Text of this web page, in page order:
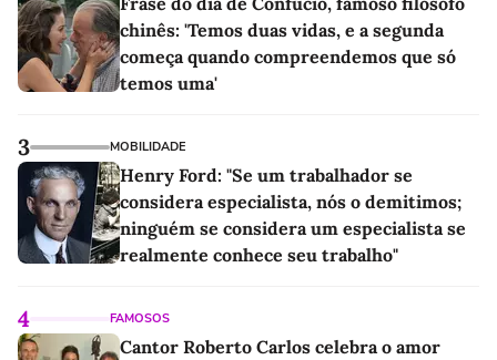
chinês: 'Temos duas vidas, e a segunda
começa quando compreendemos que só
temos uma'
3 MOBILIDADE
Henry Ford: "Se um trabalhador se
considera especialista, nós o demitimos;
ninguém se considera um especialista se
realmente conhece seu trabalho"
4 FAMOSOS
Cantor Roberto Carlos celebra o amor